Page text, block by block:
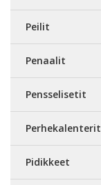
Peilit
Penaalit
Pensselisetit
Perhekalenterit
Pidikkeet